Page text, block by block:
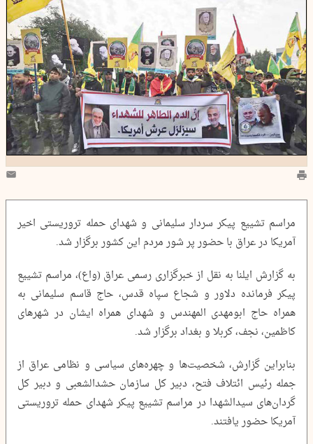
مراسم تشییع پیکر سردار سلیمانی و شهدای حمله تروریستی اخیر
آمریکا در عراق با حضور پر شور مردم این کشور برگزار شد.
به گزارش ایلنا به نقل از خبرگزاری رسمی عراق (واع)، مراسم تشییع
پیکر فرمانده دلاور و شجاع سپاه قدس، حاج قاسم سلیمانی به
همراه حاج ابومهدی المهندس و شهدای همراه ایشان در شهر‌های
کاظمین، نجف، کربلا و بغداد برگزار شد.
بنابراین گزارش،‌ شخصیت‌‌ها و چهره‌‌های سیاسی و نظامی عراق از
جمله رئیس ائتلاف فتح، دبیر کل سازمان حشدالشعبی و دبیر کل
گردان‌‌های سیدالشهدا در مراسم تشییع پیکر شهدای حمله تروریستی
آمریکا حضور یافتند.